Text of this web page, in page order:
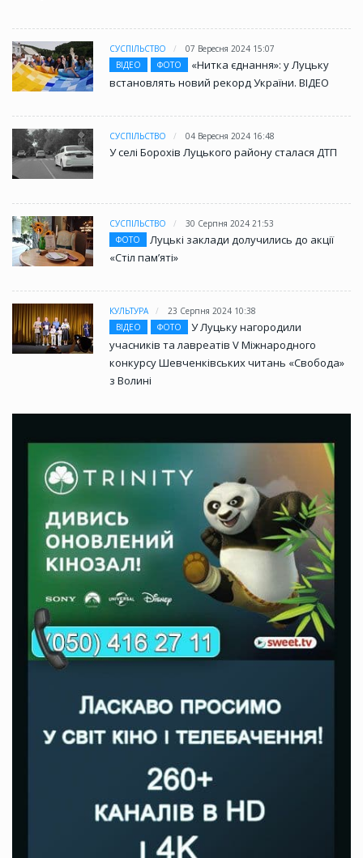
СУСПІЛЬСТВО
07 Вересня 2024 15:07
ВІДЕО
ФОТО
«Нитка єднання»: у Луцьку
встановлять новий рекорд України. ВІДЕО
СУСПІЛЬСТВО 04 Вересня 2024 16:48
У селі Борохів Луцького району сталася ДТП
СУСПІЛЬСТВО
30 Серпня 2024 21:53
ФОТО
Луцькі заклади долучились до акції
«Стіл памʼяті»
КУЛЬТУРА
23 Серпня 2024 10:38
ВІДЕО
ФОТО
У Луцьку нагородили
учасників та лавреатів V Міжнародного
конкурсу Шевченківських читань «Свобода»
з Волині